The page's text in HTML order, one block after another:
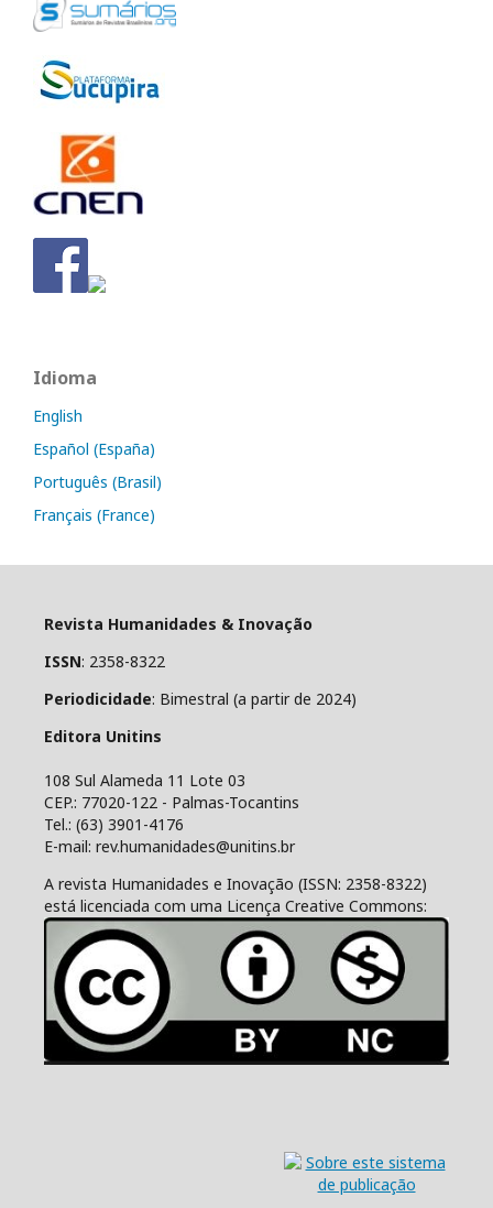
Idioma
English
Español (España)
Português (Brasil)
Français (France)
Revista Humanidades & Inovação
ISSN: 2358-8322
Periodicidade: Bimestral (a partir de 2024)
Editora Unitins
108 Sul Alameda 11 Lote 03
CEP.: 77020-122 - Palmas-Tocantins
Tel.: (63) 3901-4176
E-mail: rev.humanidades@unitins.br
A revista Humanidades e Inovação (ISSN: 2358-8322)
está licenciada com uma Licença Creative Commons: